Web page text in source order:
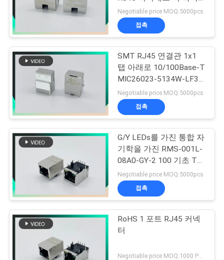
유형 연결관
Negotiable price MOQ:5000pcs
접촉
SMT RJ45 연결관 1x1
탭 아래로 10/100Base-T
MIC26023-5134W-LF3
PHCONN
Negotiable price MOQ:5000pcs
접촉
G/Y LEDs를 가진 통합 자
기학을 가진 RMS-001L-
08A0-GY-2 100 기초 T
21.6L RJ45
Negotiable price MOQ:5000pcs
접촉
RoHS 1 포트 RJ45 커넥
터